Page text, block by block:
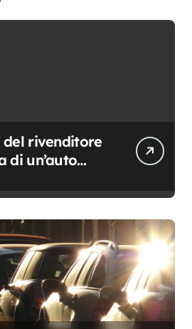
del rivenditore
di un’auto